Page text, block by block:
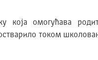
која омогућава
током